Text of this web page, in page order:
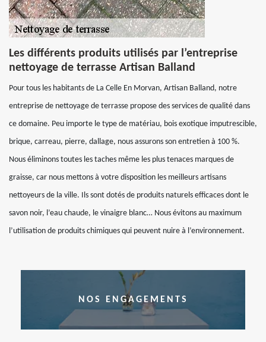
Les différents produits utilisés par l’entreprise
nettoyage de terrasse Artisan Balland
Pour tous les habitants de La Celle En Morvan, Artisan Balland, notre
entreprise de nettoyage de terrasse propose des services de qualité dans
ce domaine. Peu importe le type de matériau, bois exotique imputrescible,
brique, carreau, pierre, dallage, nous assurons son entretien à 100 %.
Nous éliminons toutes les taches même les plus tenaces marques de
graisse, car nous mettons à votre disposition les meilleurs artisans
nettoyeurs de la ville. Ils sont dotés de produits naturels efficaces dont le
savon noir, l’eau chaude, le vinaigre blanc… Nous évitons au maximum
l’utilisation de produits chimiques qui peuvent nuire à l’environnement.
NOS ENGAGEMENTS